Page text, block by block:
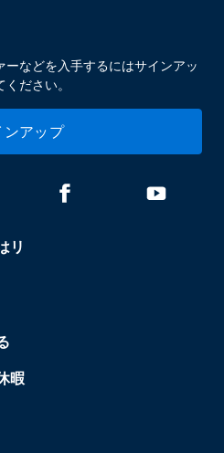
リ
暇
などを入手するにはサインアッ
ください。
ンアップ